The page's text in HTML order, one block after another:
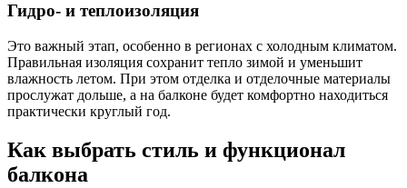
Гидро- и теплоизоляция
Это важный этап, особенно в регионах с холодным климатом.
Правильная изоляция сохранит тепло зимой и уменьшит
влажность летом. При этом отделка и отделочные материалы
прослужат дольше, а на балконе будет комфортно находиться
практически круглый год.
Как выбрать стиль и функционал
балкона